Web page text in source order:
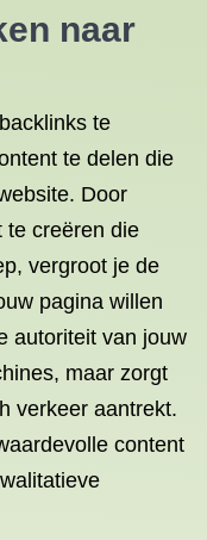
naar
te
te delen die
Door
te creëren die
vergroot je de
pagina willen
autoriteit van jouw
maar zorgt
verkeer aantrekt.
content